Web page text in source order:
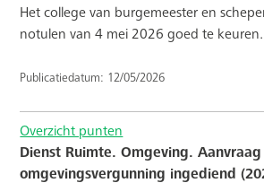
Het college van burgemeester en
notulen van 4 mei 2026 goed te keuren.
Publicatiedatum: 12/05/2026
Overzicht punten
Dienst Ruimte. Omgeving. Aanvraag
omgevingsvergunning ingediend